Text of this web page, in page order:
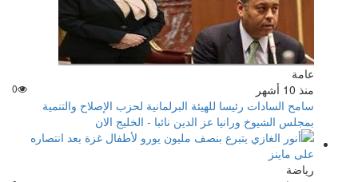
عامة
منذ 10 أشهر
0
سامح السادات رئيسا للهيئة البرلمانية لحزب الإصلاح والتنمية
بمجلس الشيوخ ورانيا عز الدين نائبا - الخليج الان
رياضة